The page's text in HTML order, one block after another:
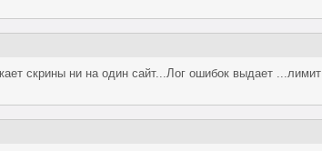
скрины ни на один сайт...Лог ошибок выдает ...лимит